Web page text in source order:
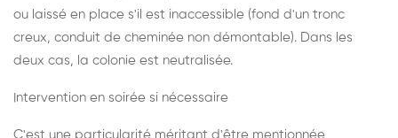
ou laissé en place s'il est inaccessible (fond d'un tronc
creux, conduit de cheminée non démontable). Dans les
deux cas, la colonie est neutralisée.
Intervention en soirée si nécessaire
C'est une particularité méritant d'être mentionnée